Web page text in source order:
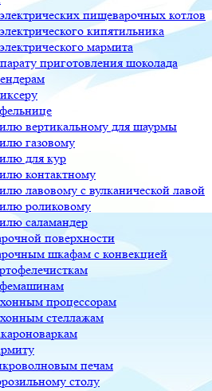
пищеварочных котлов
кипятильника
мармита
приготовления шоколада
вертикальному для шаурмы
газовому
для кур
контактному
лавовому с вулканической лавой
роликовому
саламандер
поверхности
шкафам с конвекцией
процессорам
стеллажам
печам
столу